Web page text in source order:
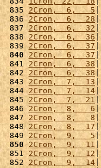
835 2Cron,  6,   5
836 2Cron,  6,  28
837 2Cron,  6,  32
838 2Cron,  6,  36
839 2Cron,  6,  37
840 2Cron,  6,  37|
841 2Cron,  6,  38
842 2Cron,  6,  38
843 2Cron,  7,  13
844 2Cron,  7,  14
845 2Cron,  7,  21
846 2Cron,  8,   6
847 2Cron,  8,   8
848 2Cron,  8,  17|
849 2Cron,  9,   5|
850
2Cron,  9,  11
851 2Cron,  9,  12
852 2Cron,  9,  14